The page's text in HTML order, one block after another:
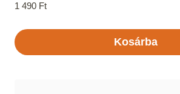
1 490 Ft
Kosárba